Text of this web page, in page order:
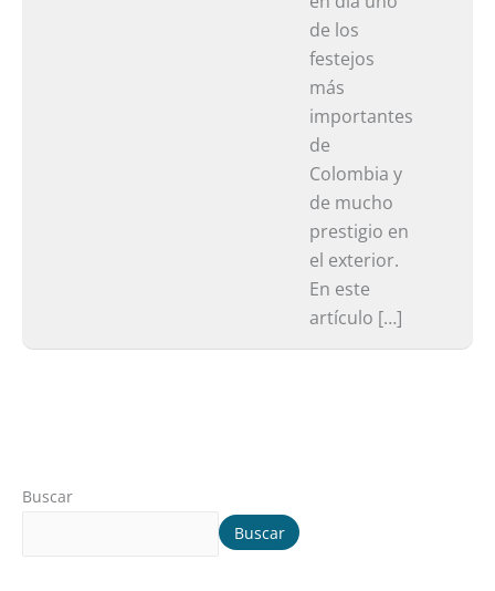
Buscar
Buscar
de los
festejos
más
importantes
de
Colombia y
de mucho
prestigio en
el exterior.
En este
artículo […]